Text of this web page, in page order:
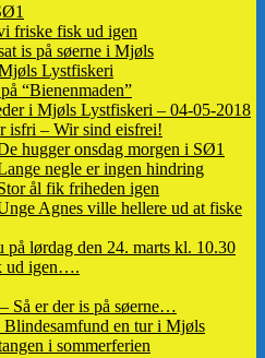
friske fisk ud igen
is på søerne i Mjøls
Lystfiskeri
“Bienenmaden”
i Mjøls Lystfiskeri – 04-05-2018
isfri – Wir sind eisfrei!
hugger onsdag morgen i SØ1
negle er ingen hindring
ål fik friheden igen
Agnes ville hellere ud at fiske
lørdag den 24. marts kl. 10.30
ud igen….
Så er der is på søerne…
Blindesamfund en tur i Mjøls
i sommerferien